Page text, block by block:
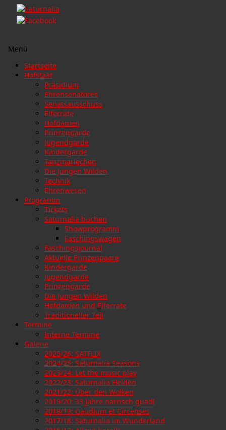
Menü
Zum
Inhalt
Startseite
Hofstaat
Präsidium
Ehrensenatores
Senatsausschuss
Elferräte
Hofdamen
Prinzengarde
Jugendgarde
Kindergarde
Tanzmariechen
Die Jungen Wilden
Technik
Ehrenwesen
Programm
Tickets
Saturnalia buchen
Showprogramm
Faschingswagen
Faschingsjournal
Aktuelle Prinzenpaare
Kindergarde
Jugendgarde
Prinzengarde
Die Jungen Wilden
Hofdamen und Elferräte
Traditioneller Teil
Termine
Interne Termine
Galerie
2025/26: SATFLIX
2024/25: Saturnalia Seasons
2023/24: Let the music play
2022/23: Saturnalia Helden
2021/22: Über den Wolken
2019/20: 33 Jahre narrisch guad!
2018/19: Gaudium et Circenses
2017/18: Saturnalia im Wunderland